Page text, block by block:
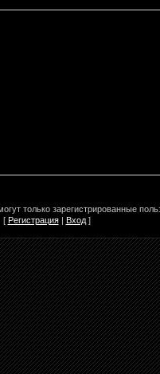
только зарегистрированные
[ Регистрация| Вход]